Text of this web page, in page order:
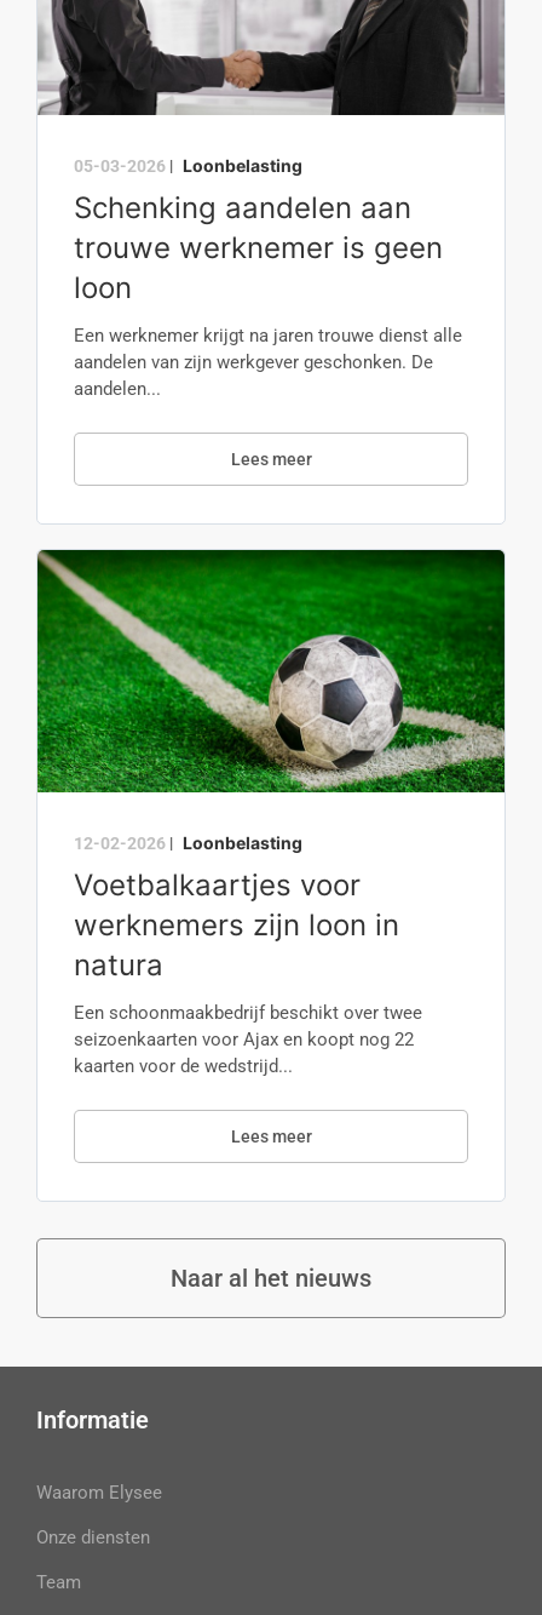
05-03-2026 | Loonbelasting
Schenking aandelen aan
trouwe werknemer is geen
loon
Een werknemer krijgt na jaren trouwe dienst alle
aandelen van zijn werkgever geschonken. De
aandelen...
Lees meer
12-02-2026 | Loonbelasting
Voetbalkaartjes voor
werknemers zijn loon in
natura
Een schoonmaakbedrijf beschikt over twee
seizoenkaarten voor Ajax en koopt nog 22
kaarten voor de wedstrijd...
Lees meer
Naar al het nieuws
Informatie
Waarom Elysee
Onze diensten
Team